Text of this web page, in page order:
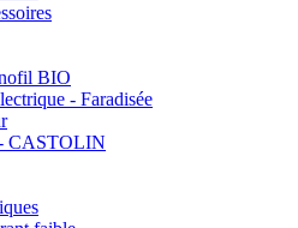
BIO
- Faradisée
CASTOLIN